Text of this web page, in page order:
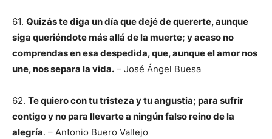
61. Quizás te diga un día que dejé de quererte, aunque
siga queriéndote más allá de la muerte; y acaso no
comprendas en esa despedida, que, aunque el amor nos
une, nos separa la vida. – José Ángel Buesa
62. Te quiero con tu tristeza y tu angustia; para sufrir
contigo y no para llevarte a ningún falso reino de la
alegría. – Antonio Buero Vallejo